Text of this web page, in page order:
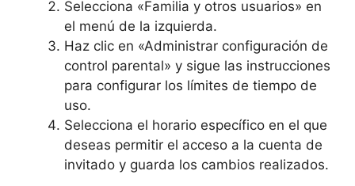
Selecciona «Familia y otros usuarios» en
el menú de la izquierda.
Haz clic en «Administrar configuración de
control parental» y sigue las instrucciones
para configurar los límites de tiempo de
uso.
Selecciona el horario específico en el que
deseas permitir el acceso a la cuenta de
invitado y guarda los cambios realizados.